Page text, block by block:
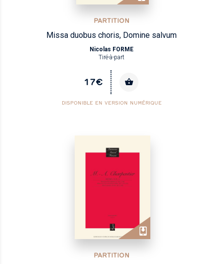
PARTITION
Missa duobus choris, Domine salvum
Nicolas FORME
Tiré-à-part
17€
DISPONIBLE EN VERSION NUMÉRIQUE
PARTITION